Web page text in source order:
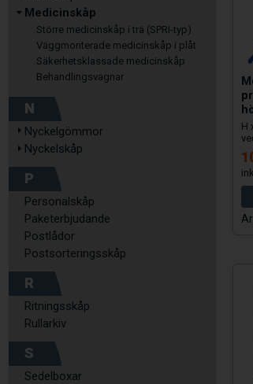
Medicinskåp
Större medicinskåp i trä (SPRI-typ)
Väggmonterade medicinskåp i plåt
Säkerhetsklassade medicinskåp
Behandlingsvagnar
N
Nyckelgömmor
Nyckelskåp
P
Personalskåp
Paketerbjudande
Postlådor
Postsorteringsskåp
R
Ritningsskåp
Rullarkiv
S
Sedelboxar
H